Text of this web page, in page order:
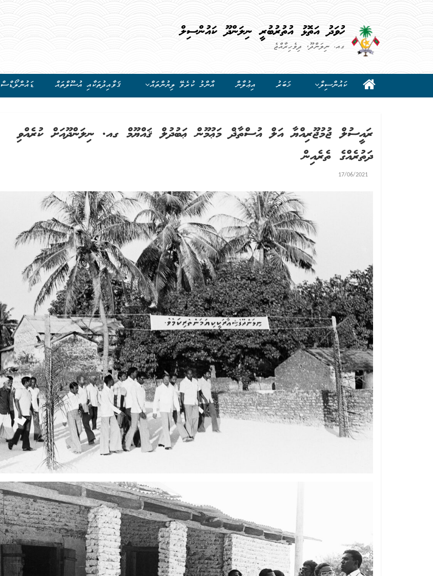
ހުވަދު އަތޮޅު އުތުރުބުރީ ނިލަންދޫ ކައުންސިލް
ގއ. ނިލަންދޫ، ދިވެހިރާއްޖެ
ކައުންސިލް ޚަބަރު އިޢުލާން އާންމު ކުރެވޭ ލިޔުންތައް ޤަވާއިދުތަކާއި އުސޫލްތައް ޑައުންލޯޑްސް
ރައީސުލް ޖުމުޖޫރިއްޔާ އަލް އުސްތާޛް މަޢުމޫން ޢަބުދުލް ޤައްޔޫމް ގއ. ނިލަންދޫއަށް ކުރެއްވި
ދަތުރެއްގެ ތެރެއިން
17/06/2021